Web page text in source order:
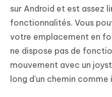
sur Android et est assez
fonctionnalités. Vous
votre emplacement en
ne dispose pas de
mouvement avec un
long d'un chemin comme